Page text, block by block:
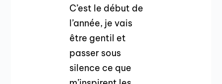
C’est le début de
l’année, je vais
être gentil et
passer sous
silence ce que